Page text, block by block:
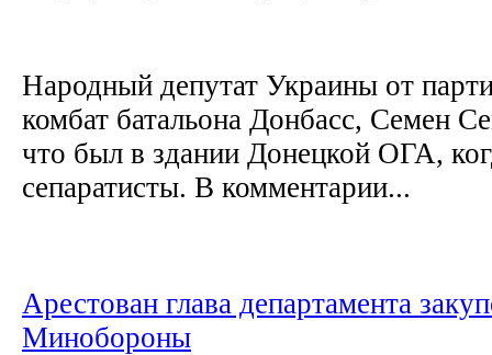
Народный депутат Украины от
комбат батальона Донбасс, Семен
что был в здании Донецкой ОГА,
сепаратисты. В комментарии...
Арестован глава департамента
Минобороны